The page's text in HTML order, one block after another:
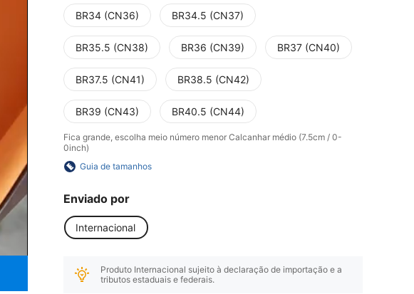
BR34 (CN36) BR34.5 (CN37)
BR35.5 (CN38) BR36 (CN39) BR37 (CN40)
BR37.5 (CN41) BR38.5 (CN42)
BR39 (CN43) BR40.5 (CN44)
Fica grande, escolha meio número menor Calcanhar médio (7.5cm / 0-
0inch)
Guia de tamanhos
Enviado por
Internacional
Produto Internacional sujeito à declaração de importação e a
tributos estaduais e federais.